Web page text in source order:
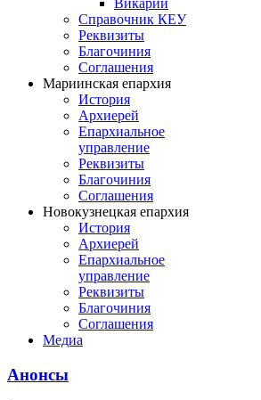
Викарий
Справочник КЕУ
Реквизиты
Благочиния
Соглашения
Мариинская епархия
История
Архиерей
Епархиальное
управление
Реквизиты
Благочиния
Соглашения
Новокузнецкая епархия
История
Архиерей
Епархиальное
управление
Реквизиты
Благочиния
Соглашения
Медиа
Анонсы